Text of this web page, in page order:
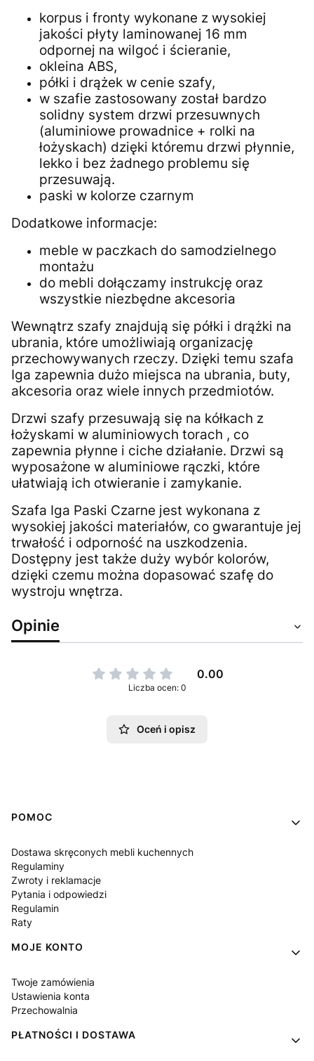
korpus i fronty wykonane z wysokiej
jakości płyty laminowanej 16 mm
odpornej na wilgoć i ścieranie,
okleina ABS,
półki i drążek w cenie szafy,
w szafie zastosowany został bardzo
solidny system drzwi przesuwnych
(aluminiowe prowadnice + rolki na
łożyskach) dzięki któremu drzwi płynnie,
lekko i bez żadnego problemu się
przesuwają.
paski w kolorze czarnym
Dodatkowe informacje:
meble w paczkach do samodzielnego
montażu
do mebli dołączamy instrukcję oraz
wszystkie niezbędne akcesoria
Wewnątrz szafy znajdują się półki i drążki na
ubrania, które umożliwiają organizację
przechowywanych rzeczy. Dzięki temu szafa
Iga zapewnia dużo miejsca na ubrania, buty,
akcesoria oraz wiele innych przedmiotów.
Drzwi szafy przesuwają się na kółkach z
łożyskami w aluminiowych torach , co
zapewnia płynne i ciche działanie. Drzwi są
wyposażone w aluminiowe rączki, które
ułatwiają ich otwieranie i zamykanie.
Szafa Iga Paski Czarne jest wykonana z
wysokiej jakości materiałów, co gwarantuje jej
trwałość i odporność na uszkodzenia.
Dostępny jest także duży wybór kolorów,
dzięki czemu można dopasować szafę do
wystroju wnętrza.
Opinie
0.00
Liczba ocen: 0
Oceń i opisz
Linki w stopce
POMOC
Dostawa skręconych mebli kuchennych
Regulaminy
Zwroty i reklamacje
Pytania i odpowiedzi
Regulamin
Raty
MOJE KONTO
Twoje zamówienia
Ustawienia konta
Przechowalnia
PŁATNOŚCI I DOSTAWA